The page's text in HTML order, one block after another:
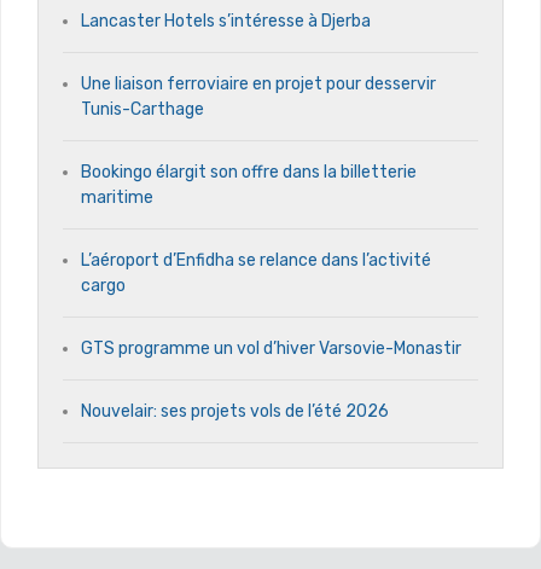
Lancaster Hotels s’intéresse à Djerba
Une liaison ferroviaire en projet pour desservir
Tunis-Carthage
Bookingo élargit son offre dans la billetterie
maritime
L’aéroport d’Enfidha se relance dans l’activité
cargo
GTS programme un vol d’hiver Varsovie-Monastir
Nouvelair: ses projets vols de l’été 2026